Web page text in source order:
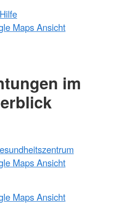
Maps Ansicht
im
Maps Ansicht
Maps Ansicht